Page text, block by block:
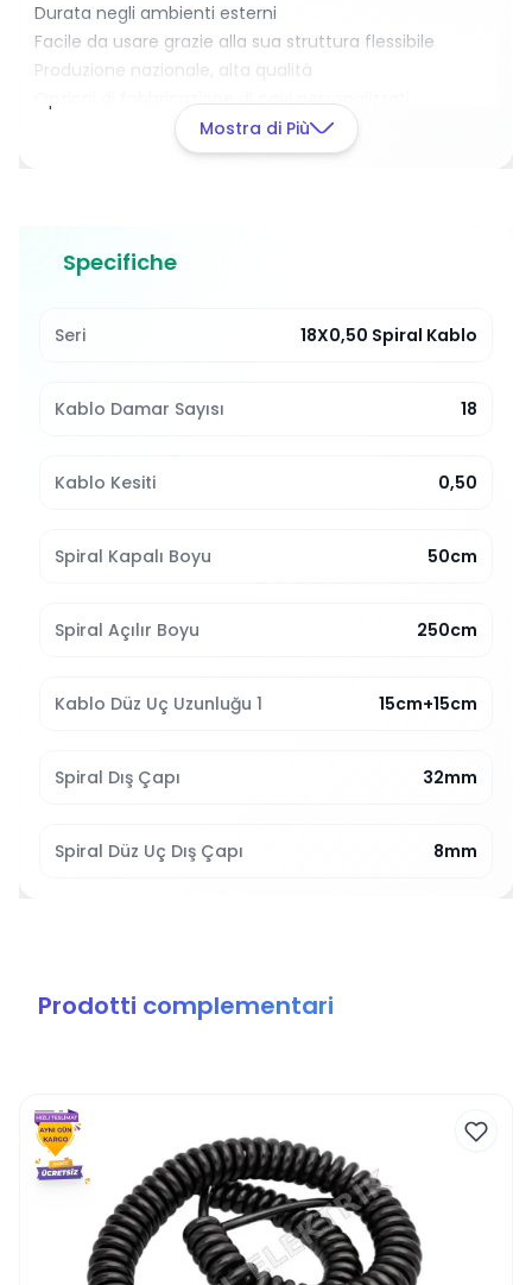
Durata negli ambienti esterni
Facile da usare grazie alla sua struttura flessibile
Produzione nazionale, alta qualità
Opzioni di fabbricazione di cavi personalizzati
Produciamo anche cavi specialiin base alle tue
esigenze. Offriamo soluzioni di cavi personalizzate con
Mostra di Più
Specifiche
Seri 18X0,50 Spiral Kablo
Kablo Damar Sayısı 18
Kablo Kesiti 0,50
Spiral Kapalı Boyu 50cm
Spiral Açılır Boyu 250cm
Kablo Düz Uç Uzunluğu 1 15cm+15cm
Spiral Dış Çapı 32mm
Spiral Düz Uç Dış Çapı 8mm
Prodotti complementari